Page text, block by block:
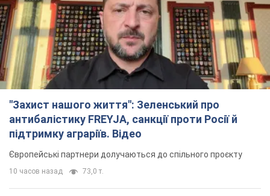
"Захист нашого життя": Зеленський про
антибалістику FREYJA, санкції проти Росії й
підтримку аграріїв. Відео
Європейські партнери долучаються до спільного проєкту
10 часов назад 73,0 т.